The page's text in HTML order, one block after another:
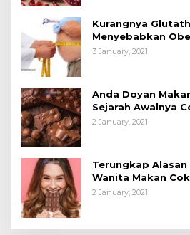
Kurangnya
Menyebabkan
3 January, 2021
Anda Doyan
Sejarah Awalnya
2 January, 2021
Terungkap
Wanita Makan
2 January, 2021